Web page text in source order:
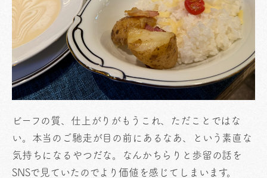
ビーフの質、仕上がりがもうこれ、ただことではな
い。本当のご馳走が目の前にあるなあ、という素直な
気持ちになるやつだな。なんかちらりと歩留の話を
SNSで見ていたのでより価値を感じてしまいます。